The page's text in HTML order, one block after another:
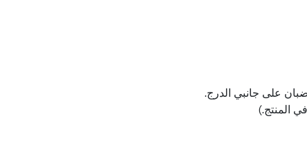
على جانبي الدرج.
المنتج.)